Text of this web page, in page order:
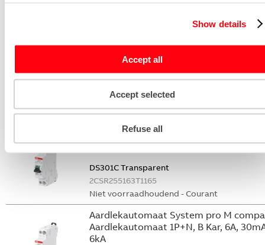
Show details
Accept all
Accept selected
Refuse all
Niet voorraadhoudend - Courant
Aardlekautomaat System pro M
Aardlekautomaat 1P+N, B Kar, 16A,
6kA
2CSR255163R1165
Niet voorraadhoudend - Courant
Aardlekautomaat System pro M
DEMO
DS301C Transparent
2CSR255163T1165
Niet voorraadhoudend - Courant
Aardlekautomaat System pro M
Aardlekautomaat 1P+N, B Kar, 6A,
6kA